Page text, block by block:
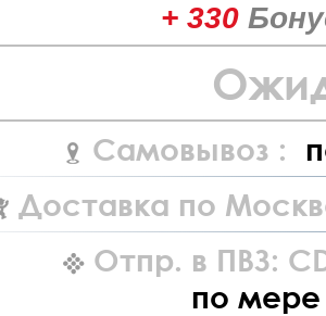
+ 330
Самовывоз :
Доставка по
Отпр. в ПВЗ:
по мере